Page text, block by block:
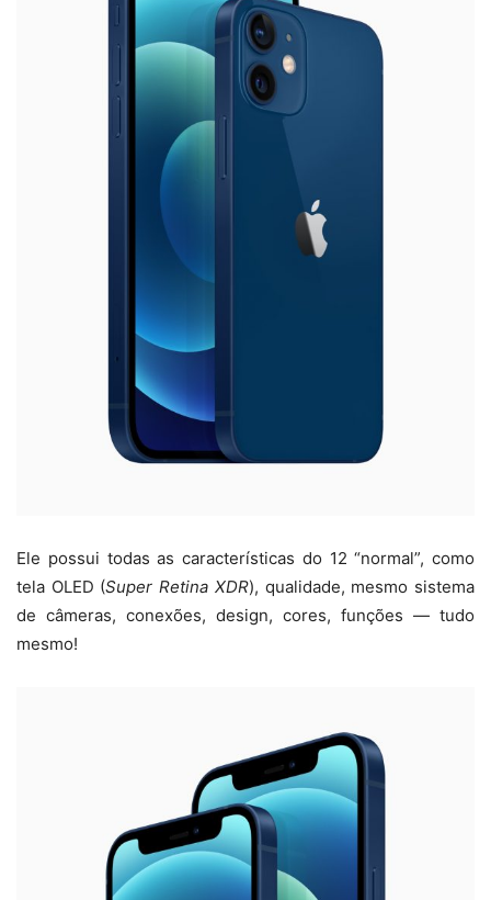
Ele possui todas as características do 12 “normal”, como
tela OLED (Super Retina XDR), qualidade, mesmo sistema
de câmeras, conexões, design, cores, funções — tudo
mesmo!